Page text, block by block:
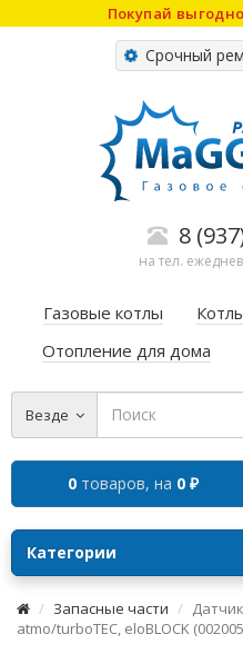
Покупай
Срочный
8
на тел.
Газовые котлы
Отопление для дома
Везде
0 товаров, на 0 ₽
Категории
Запасные части
atmo/turboTEC, eloBLOCK